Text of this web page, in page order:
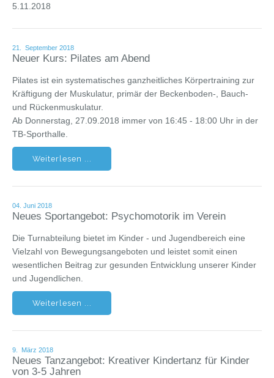
5.11.2018
21. September 2018
Neuer Kurs: Pilates am Abend
Pilates ist ein systematisches ganzheitliches Körpertraining zur
Kräftigung der Muskulatur, primär der Beckenboden-, Bauch-
und Rückenmuskulatur.
Ab Donnerstag, 27.09.2018 immer von 16:45 - 18:00 Uhr in der
TB-Sporthalle.
Weiterlesen ...
04. Juni 2018
Neues Sportangebot: Psychomotorik im Verein
Die Turnabteilung bietet im Kinder - und Jugendbereich eine
Vielzahl von Bewegungsangeboten und leistet somit einen
wesentlichen Beitrag zur gesunden Entwicklung unserer Kinder
und Jugendlichen.
Weiterlesen ...
9. März 2018
Neues Tanzangebot: Kreativer Kindertanz für Kinder
von 3-5 Jahren